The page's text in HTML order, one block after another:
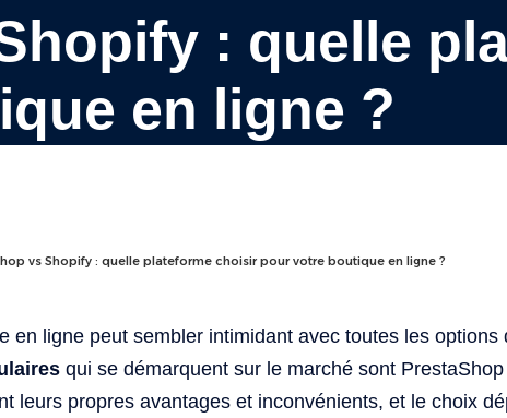
: quelle
en ligne ?
vs Shopify : quelle plateforme choisir pour votre boutique en ligne ?
en ligne peut sembler intimidant avec toutes les options
qui se démarquent sur le marché sont
leurs propres avantages et inconvénients, et le choix